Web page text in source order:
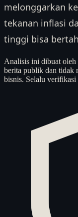
melonggarkan
tekanan inflasi
tinggi bisa
Analisis ini dibuat oleh
berita publik dan tidak
bisnis. Selalu verifikasi